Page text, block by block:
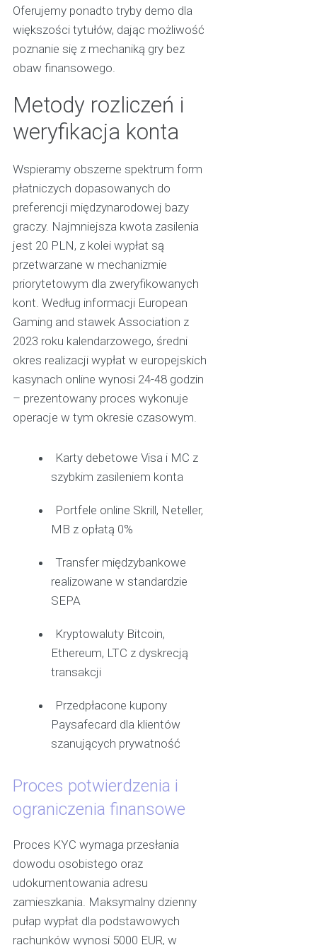
Oferujemy ponadto tryby demo dla
większości tytułów, dając możliwość
poznanie się z mechaniką gry bez
obaw finansowego.
Metody rozliczeń i
weryfikacja konta
Wspieramy obszerne spektrum form
płatniczych dopasowanych do
preferencji międzynarodowej bazy
graczy. Najmniejsza kwota zasilenia
jest 20 PLN, z kolei wypłat są
przetwarzane w mechanizmie
priorytetowym dla zweryfikowanych
kont. Według informacji European
Gaming and stawek Association z
2023 roku kalendarzowego, średni
okres realizacji wypłat w europejskich
kasynach online wynosi 24-48 godzin
– prezentowany proces wykonuje
operacje w tym okresie czasowym.
Karty debetowe Visa i MC z
szybkim zasileniem konta
Portfele online Skrill, Neteller,
MB z opłatą 0%
Transfer międzybankowe
realizowane w standardzie
SEPA
Kryptowaluty Bitcoin,
Ethereum, LTC z dyskrecją
transakcji
Przedpłacone kupony
Paysafecard dla klientów
szanujących prywatność
Proces potwierdzenia i
ograniczenia finansowe
Proces KYC wymaga przesłania
dowodu osobistego oraz
udokumentowania adresu
zamieszkania. Maksymalny dzienny
pułap wypłat dla podstawowych
rachunków wynosi 5000 EUR, w